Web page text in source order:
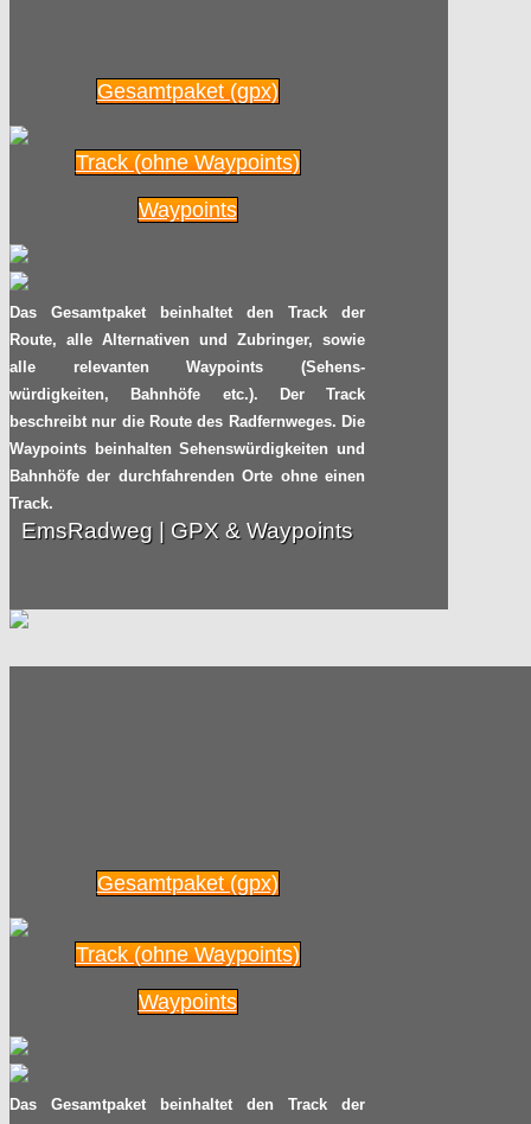
Gesamtpaket (gpx)
Track (ohne Waypoints)
Waypoints
Das Gesamtpaket beinhaltet den Track der
Route, alle Alternativen und Zubringer, sowie
alle relevanten Waypoints (Sehens-
würdigkeiten, Bahnhöfe etc.). Der Track
beschreibt nur die Route des Radfernweges. Die
Waypoints beinhalten Sehenswürdigkeiten und
Bahnhöfe der durchfahrenden Orte ohne einen
Track.
EmsRadweg | GPX & Waypoints
Gesamtpaket (gpx)
Track (ohne Waypoints)
Waypoints
Das Gesamtpaket beinhaltet den Track der